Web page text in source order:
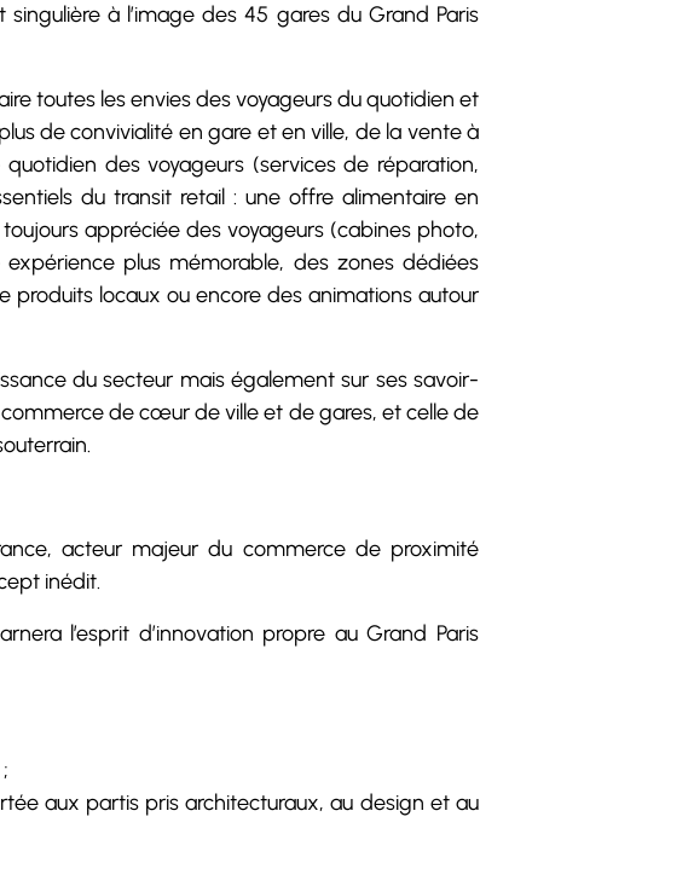
à l’image des 45 gares du Grand Paris
toutes les envies des voyageurs du quotidien et
de convivialité en gare et en ville, de la vente à
des voyageurs (services de réparation,
du transit retail : une offre alimentaire en
appréciée des voyageurs (cabines photo,
plus mémorable, des zones dédiées
locaux ou encore des animations autour
du secteur mais également sur ses savoir-
de cœur de ville et de gares, et celle de
acteur majeur du commerce de proximité
inédit.
l’esprit d’innovation propre au Grand Paris
aux partis pris architecturaux, au design et au